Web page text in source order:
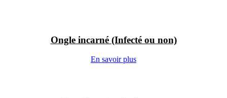
Ongle incarné (Infecté ou non)
En savoir plus